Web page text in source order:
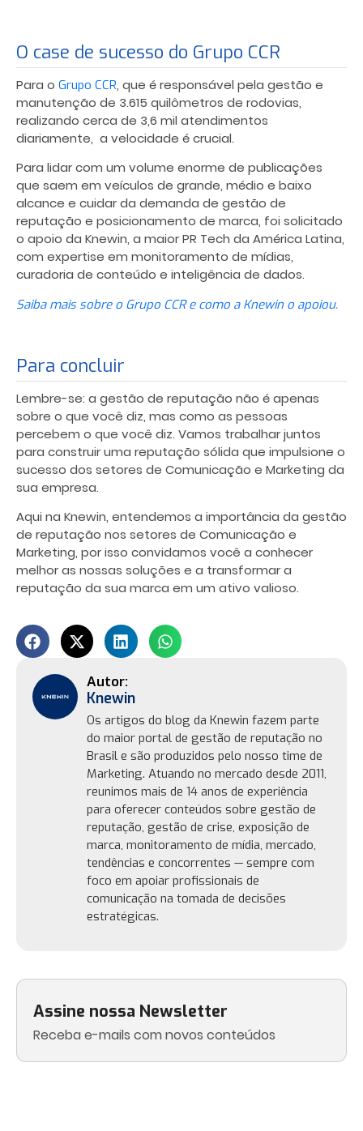
Assine nossa Newsletter
Receba e-mails com novos conteúdos
O case de sucesso do Grupo CCR
Para o Grupo CCR, que é responsável pela gestão e
manutenção de 3.615 quilômetros de rodovias,
realizando cerca de 3,6 mil atendimentos
diariamente, a velocidade é crucial.
Para lidar com um volume enorme de publicações
que saem em veículos de grande, médio e baixo
alcance e cuidar da demanda de gestão de
reputação e posicionamento de marca, foi solicitado
o apoio da Knewin, a maior PR Tech da América Latina,
com expertise em monitoramento de mídias,
curadoria de conteúdo e inteligência de dados.
Saiba mais sobre o Grupo CCR e como a Knewin o apoiou.
Para concluir
Lembre-se: a gestão de reputação não é apenas
sobre o que você diz, mas como as pessoas
percebem o que você diz. Vamos trabalhar juntos
para construir uma reputação sólida que impulsione o
sucesso dos setores de Comunicação e Marketing da
sua empresa.
Aqui na Knewin, entendemos a importância da gestão
de reputação nos setores de Comunicação e
Marketing, por isso convidamos você a conhecer
melhor as nossas soluções e a transformar a
reputação da sua marca em um ativo valioso.
Knewin
Os artigos do blog da Knewin fazem parte
do maior portal de gestão de reputação no
Brasil e são produzidos pelo nosso time de
Marketing. Atuando no mercado desde 2011,
reunimos mais de 14 anos de experiência
para oferecer conteúdos sobre gestão de
reputação, gestão de crise, exposição de
marca, monitoramento de mídia, mercado,
tendências e concorrentes — sempre com
foco em apoiar profissionais de
comunicação na tomada de decisões
estratégicas.